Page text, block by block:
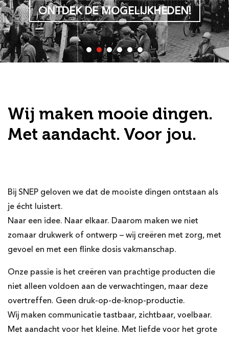
ONTDEK DE MOGELIJKHEDEN!
Wij maken mooie dingen.
Met aandacht. Voor jou.
Bij SNEP geloven we dat de mooiste dingen ontstaan als
je écht luistert.
Naar een idee. Naar elkaar. Daarom maken we niet
zomaar drukwerk of ontwerp – wij creëren met zorg, met
gevoel en met een flinke dosis vakmanschap.
Onze passie is het creëren van prachtige producten die
niet alleen voldoen aan de verwachtingen, maar deze
overtreffen. Geen druk-op-de-knop-productie.
Wij maken communicatie tastbaar, zichtbaar, voelbaar.
Met aandacht voor het kleine. Met liefde voor het grote